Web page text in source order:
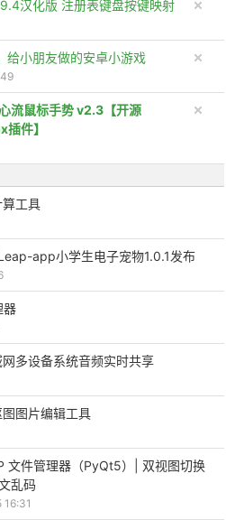
汉化版 注册表键盘按键映射
给小朋友做的安卓小游戏
流鼠标手势 v2.3【开源
件】
工具
app小学生电子宠物1.0.1发布
器
多设备系统音频实时共享
图片编辑工具
文件管理器（PyQt5）| 双视图切换
乱码